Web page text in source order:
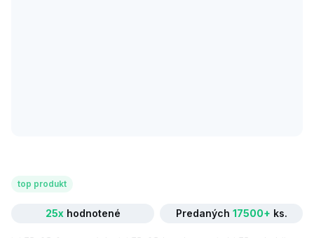
top produkt
25x hodnotené Predaných 17500+ ks.